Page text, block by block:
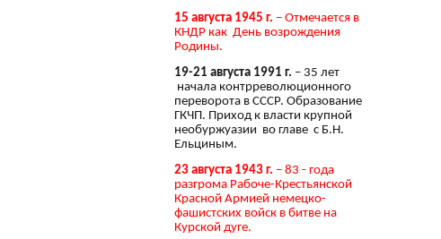
15 августа 1945 г. – Отмечается в
КНДР как День возрождения
Родины.
19-21 августа 1991 г. – 35 лет
начала контрреволюционного
переворота в СССР. Образование
ГКЧП. Приход к власти крупной
необуржуазии во главе с Б.Н.
Ельциным.
23 августа 1943 г. – 83 - года
разгрома Рабоче-Крестьянской
Красной Армией немецко-
фашистских войск в битве на
Курской дуге.